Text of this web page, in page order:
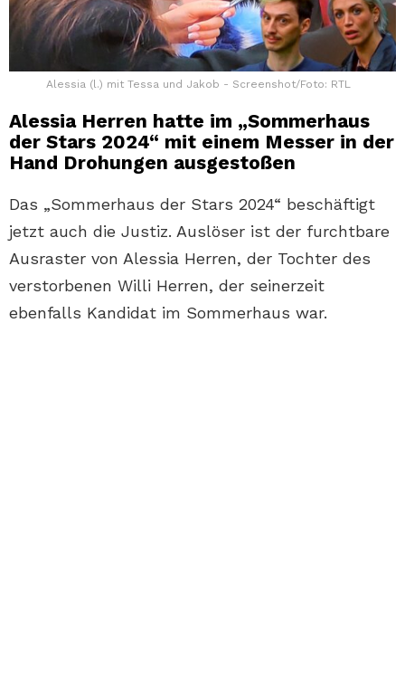
Alessia (l.) mit Tessa und Jakob - Screenshot/Foto: RTL
Alessia Herren hatte im „Sommerhaus
der Stars 2024“ mit einem Messer in der
Hand Drohungen ausgestoßen
Das „Sommerhaus der Stars 2024“ beschäftigt
jetzt auch die Justiz. Auslöser ist der furchtbare
Ausraster von Alessia Herren, der Tochter des
verstorbenen Willi Herren, der seinerzeit
ebenfalls Kandidat im Sommerhaus war.